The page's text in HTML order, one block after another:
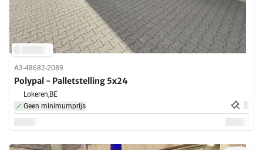
A3-48682-2089
Polypal - Palletstelling 5x24
Lokeren,BE
Geen minimumprijs